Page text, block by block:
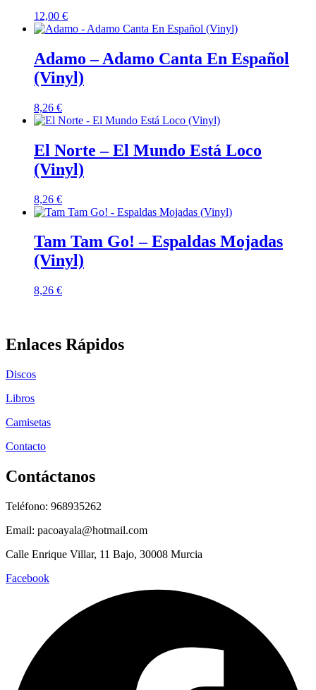
12,00 €
Adamo – Adamo Canta En Español
(Vinyl)
8,26 €
El Norte – El Mundo Está Loco
(Vinyl)
8,26 €
Tam Tam Go! – Espaldas Mojadas
(Vinyl)
8,26 €
Enlaces Rápidos
Discos
Libros
Camisetas
Contacto
Contáctanos
Teléfono: 968935262
Email: pacoayala@hotmail.com
Calle Enrique Villar, 11 Bajo, 30008 Murcia
Facebook